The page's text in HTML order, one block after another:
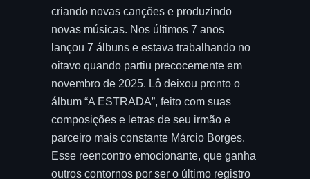
criando novas canções e produzindo
novas músicas. Nos últimos 7 anos
lançou 7 álbuns e estava trabalhando no
oitavo quando partiu precocemente em
novembro de 2025. Lô deixou pronto o
álbum “A ESTRADA”, feito com suas
composições e letras de seu irmão e
parceiro mais constante Márcio Borges.
Esse reencontro emocionante, que ganha
outros contornos por ser o último registro